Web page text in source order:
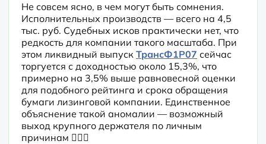
Не совсем ясно, в чем могут быть сомнения.
Исполнительных производств — всего на 4,5
тыс. руб. Судебных исков практически нет, что
редкость для компании такого масштаба. При
этом ликвидный выпуск ТрансФ1P07 сейчас
торгуется с доходностью около 15,3%, что
примерно на 3,5% выше равновесной оценки
для подобного рейтинга и срока обращения
бумаги лизинговой компании. Единственное
объяснение такой аномалии — возможный
выход крупного держателя по личным
причинам 🤷🏻‍♂️